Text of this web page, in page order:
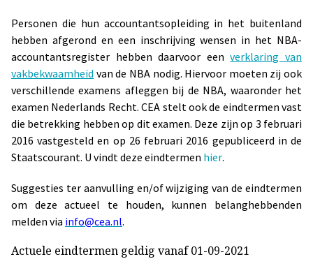
Personen die hun accountantsopleiding in het buitenland
hebben afgerond en een inschrijving wensen in het NBA-
accountantsregister hebben daarvoor eenverklaring van
vakbekwaamheid van de NBA nodig. Hiervoor moeten zij ook
verschillende examens afleggen bij de NBA, waaronder het
examen Nederlands Recht. CEA stelt ook de eindtermen vast
die betrekking hebben op dit examen. Deze zijn op 3 februari
2016 vastgesteld en op 26 februari 2016 gepubliceerd in de
Staatscourant. U vindt deze eindtermen hier.
Suggesties ter aanvulling en/of wijziging van de eindtermen
om deze actueel te houden, kunnen belanghebbenden
melden via info@cea.nl.
Actuele eindtermen geldig vanaf 01-09-2021